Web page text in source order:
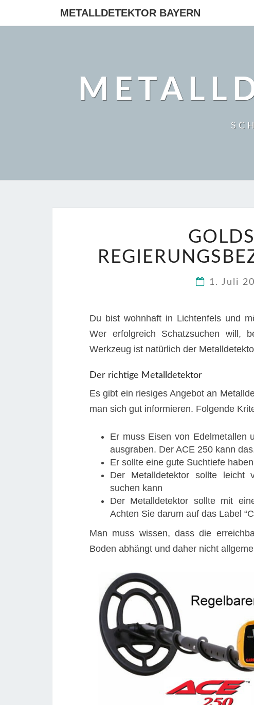
METALLDETEKTOR BAYERN
1. Juli
Du bist wohnhaft in Lichtenfels und
Wer erfolgreich Schatzsuchen will,
Werkzeug ist natürlich der
Der richtige Metalldetektor
Es gibt ein riesiges Angebot an
man sich gut informieren. Folgende
Er muss Eisen von Edelmetallen
ausgraben. Der ACE 250 kann
Er sollte eine gute Suchtiefe
Der Metalldetektor sollte leicht
suchen kann
Der Metalldetektor sollte mit
Achten Sie darum auf das Label
Man muss wissen, dass die
Boden abhängt und daher nicht